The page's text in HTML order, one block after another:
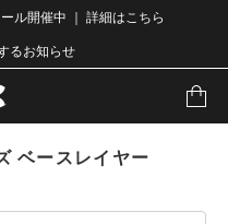
ル開催中 ｜ 詳細はこちら
るお知らせ
ベースレイヤー